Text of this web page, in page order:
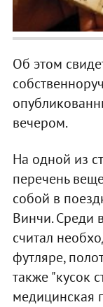
Об этом
вечером.
На одной из
перечень
собой в
Винчи. Среди
считал
футляре,
также "кусок
медицинская